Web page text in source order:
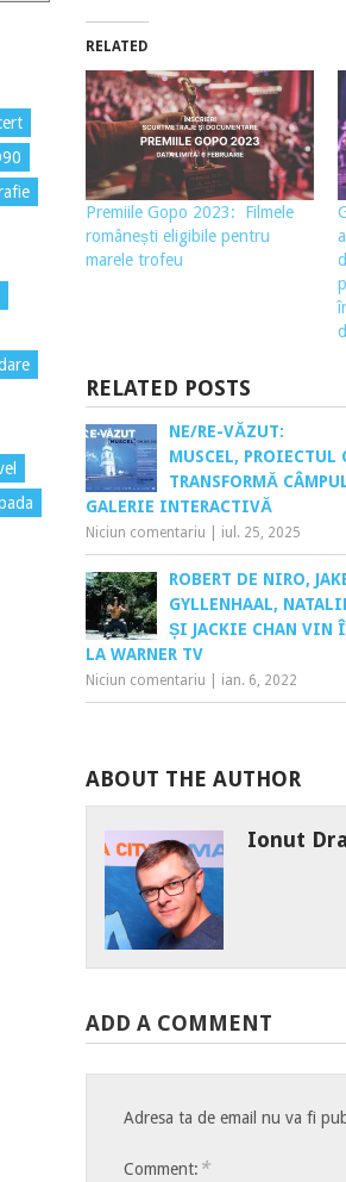
RELATED
Premiile Gopo 2023: Filmele
românești eligibile pentru
marele trofeu
RELATED POSTS
NE/RE-VĂZUT:
MUSCEL, PROIECTUL
TRANSFORMĂ
GALERIE INTERACTIVĂ
Niciun comentariu iul. 25, 2025
ROBERT DE NIRO,
GYLLENHAAL,
ȘI JACKIE CHAN VIN
LA WARNER TV
Niciun comentariu ian. 6, 2022
ABOUT THE AUTHOR
Ionut
ADD A COMMENT
Adresa ta de email nu va fi
Comment: *